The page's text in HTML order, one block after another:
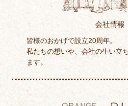
会社情報
皆様のおかげで設立20周年。
私たちの想いや、会社の生い立
ます。